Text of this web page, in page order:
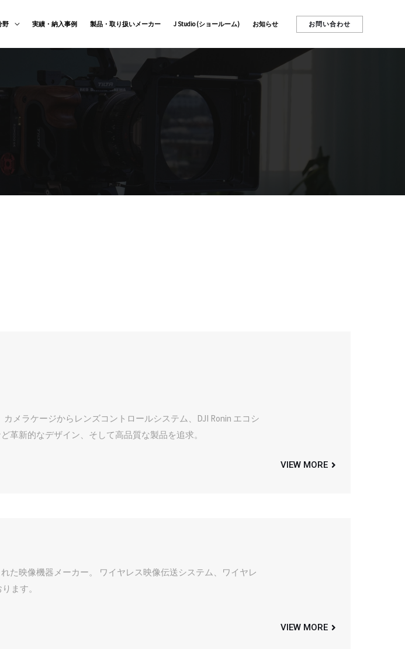
野 実績・納入事例 製品・取り扱いメーカー J Studio (ショールーム) お知らせ お問い合わせ
メラケージからレンズコントロールシステム、DJI Ronin エコシ
革新的なデザイン、そして高品質な製品を追求。
VIEW MORE
た映像機器メーカー。 ワイヤレス映像伝送システム、ワイヤレ
ます。
VIEW MORE